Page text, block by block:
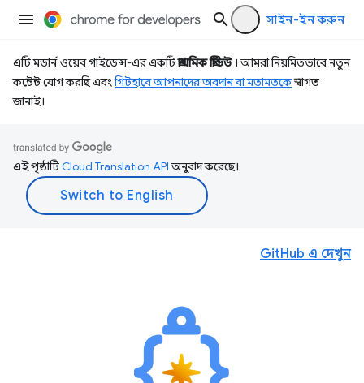
সাইন-ইন করুন
এটি মডার্ন ওয়েব গাইডেন্স-এর একটিপ্রাথমিক প্রিভিউ। আমরা নিয়মিতভাবে নতুন
কন্টেন্ট যোগ করছি এবংগিটহাবে আপনাদের অবদান বা মতামতকেস্বাগত
জানাই।
এই পৃষ্ঠাটিCloud Translation APIঅনুবাদ করেছে।
GitHub এ দেখুন